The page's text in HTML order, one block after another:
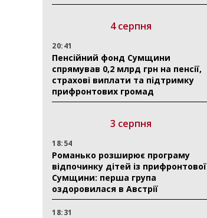
4 серпня
20:41
Пенсійний фонд Сумщини
спрямував 0,2 млрд грн на пенсії,
страхові виплати та підтримку
прифронтових громад
3 серпня
18:54
Романько розширює програму
відпочинку дітей із прифронтової
Сумщини: перша група
оздоровилася в Австрії
18:31